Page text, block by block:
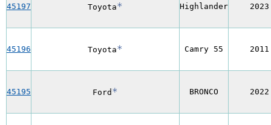
45197 Toyota* Highlander 2023
45196 Toyota* Camry 55 2011
45195 Ford * BRONCO 2022